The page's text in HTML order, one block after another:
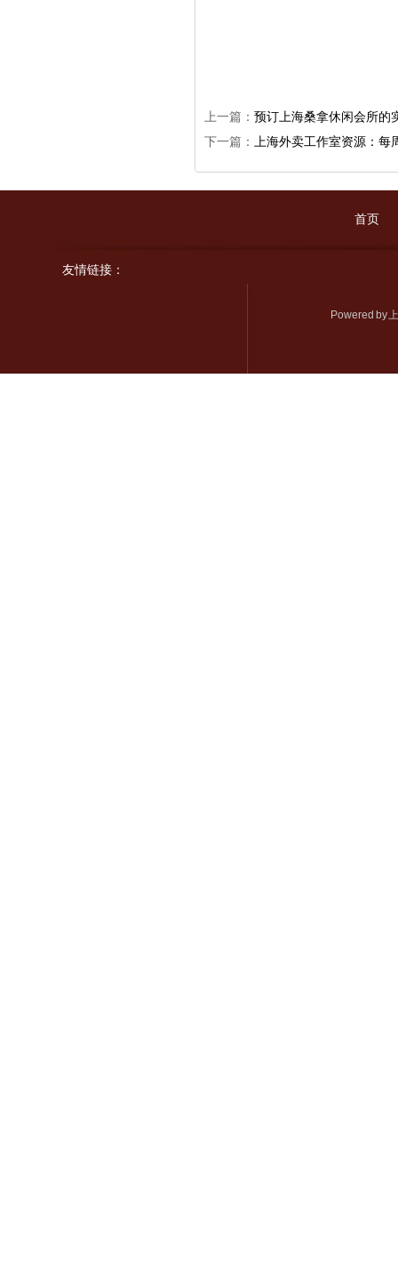
上一篇： 预订上海桑拿休闲会所的
下一篇：
上海外卖工作室资源：每
首页
友情链接：
Powered by